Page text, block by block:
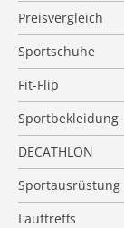
Preisvergleich
Sportschuhe
Fit-Flip
Sportbekleidung
DECATHLON
Sportausrüstung
Lauftreffs